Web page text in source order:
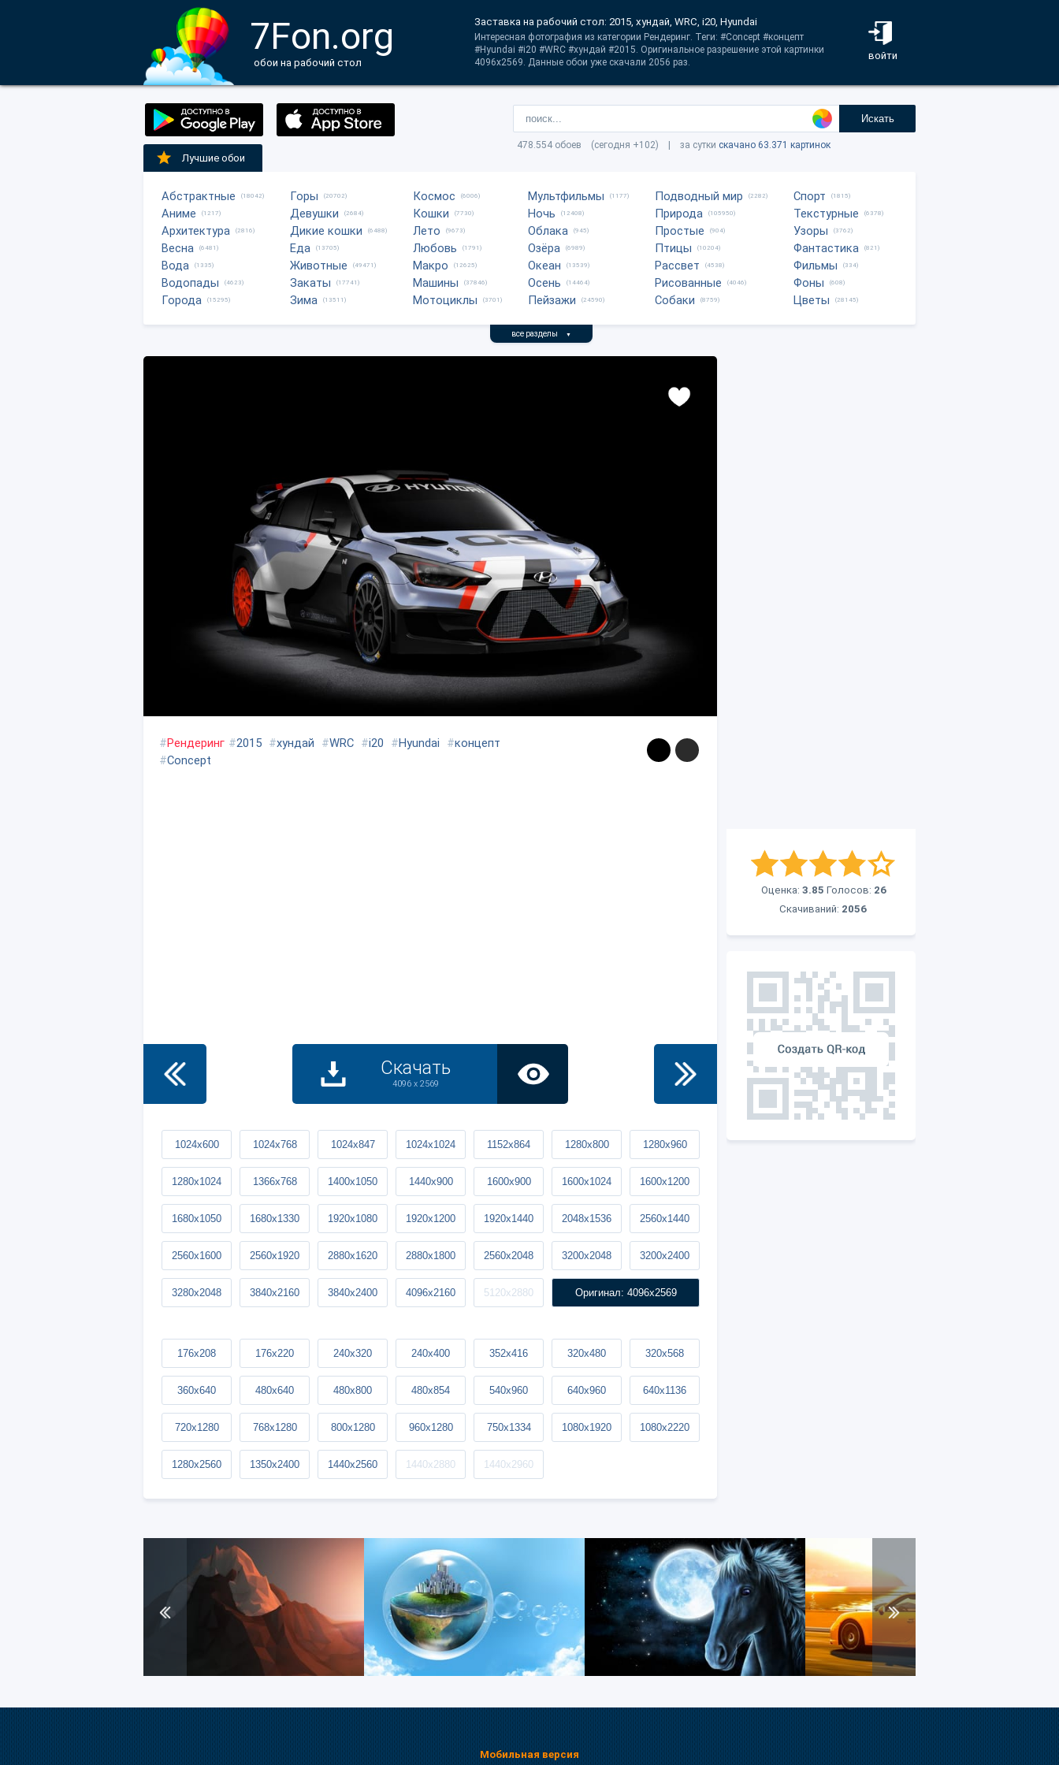
7Fon.org
обои на рабочий стол
войти
Заставка на рабочий стол: 2015, хундай, WRC, i20, Hyundai
Интересная фотография из категории Рендеринг. Теги: #Concept #концепт
#Hyundai #i20 #WRC #хундай #2015. Оригинальное разрешение этой картинки
4096x2569. Данные обои уже скачали 2056 раз.
Искать
478.554 обоев (сегодня +102) | за сутки скачано 63.371 картинок
Лучшие обои
Абстрактные (18042)
Аниме (1217)
Архитектура (2816)
Весна (6481)
Вода (1335)
Водопады (4623)
Города (15295)
Горы (20702)
Девушки (2684)
Дикие кошки (6488)
Еда (13705)
Животные (49471)
Закаты (17741)
Зима (13511)
Космос (6006)
Кошки (7730)
Лето (9673)
Любовь (1791)
Макро (12625)
Машины (37846)
Мотоциклы (3701)
Мультфильмы (1177)
Ночь (12408)
Облака (945)
Озёра (6989)
Океан (13539)
Осень (14464)
Пейзажи (24590)
Подводный мир (2282)
Природа (105950)
Простые (904)
Птицы (10204)
Рассвет (4538)
Рисованные (4046)
Собаки (8759)
Спорт (1815)
Текстурные (6378)
Узоры (3762)
Фантастика (821)
Фильмы (334)
Фоны (608)
Цветы (28145)
все разделы ▼
Оценка: 3.85 Голосов: 26
Скачиваний: 2056
#Рендеринг #2015 #хундай #WRC #i20 #Hyundai #концепт
#Concept
Скачать
4096 x 2569
1024x600 1024x768 1024x847 1024x1024 1152x864 1280x800 1280x960
1280x1024 1366x768 1400x1050 1440x900 1600x900 1600x1024 1600x1200
1680x1050 1680x1330 1920x1080 1920x1200 1920x1440 2048x1536 2560x1440
2560x1600 2560x1920 2880x1620 2880x1800 2560x2048 3200x2048 3200x2400
3280x2048 3840x2160 3840x2400 4096x2160 5120x2880 Оригинал: 4096x2569
176x208 176x220 240x320 240x400 352x416 320x480 320x568
360x640 480x640 480x800 480x854 540x960 640x960 640x1136
720x1280 768x1280 800x1280 960x1280 750x1334 1080x1920 1080x2220
1280x2560 1350x2400 1440x2560 1440x2880 1440x2960
Мобильная версия